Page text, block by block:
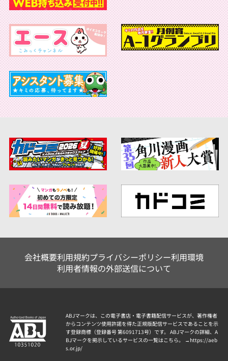
会社概要利用規約プライバシーポリシー利用環境
利用者情報の外部送信について
ABJマークは、この電子書店・電子書籍配信サービスが、著作権者
からコンテンツ使用許諾を得た正規版配信サービスであることを示
す登録商標（登録番号 第6091713号）です。 ABJマークの詳細、A
BJマークを掲示しているサービスの一覧はこちら。 → https://aeb
s.or.jp/